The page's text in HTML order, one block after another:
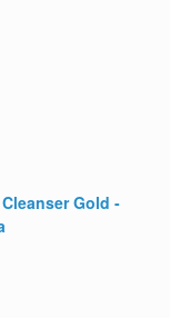
Gold -